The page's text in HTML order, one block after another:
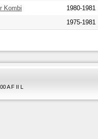
Kombi
1980-1981
1975-1981
A F II L